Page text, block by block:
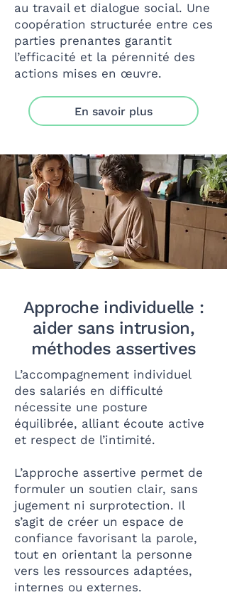
au travail et dialogue social. Une
coopération structurée entre ces
parties prenantes garantit
l’efficacité et la pérennité des
actions mises en œuvre.
En savoir plus
Approche individuelle :
aider sans intrusion,
méthodes assertives
L’accompagnement individuel
des salariés en difficulté
nécessite une posture
équilibrée, alliant écoute active
et respect de l’intimité.
L’approche assertive permet de
formuler un soutien clair, sans
jugement ni surprotection. Il
s’agit de créer un espace de
confiance favorisant la parole,
tout en orientant la personne
vers les ressources adaptées,
internes ou externes.